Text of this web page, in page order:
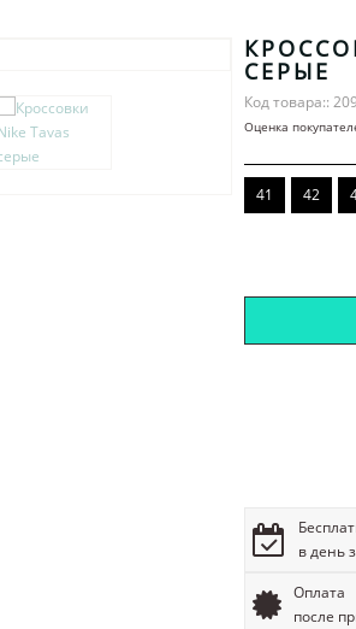
СЕРЫЕ
Код товара::
Оценка
41 42
в день
Оплата
после